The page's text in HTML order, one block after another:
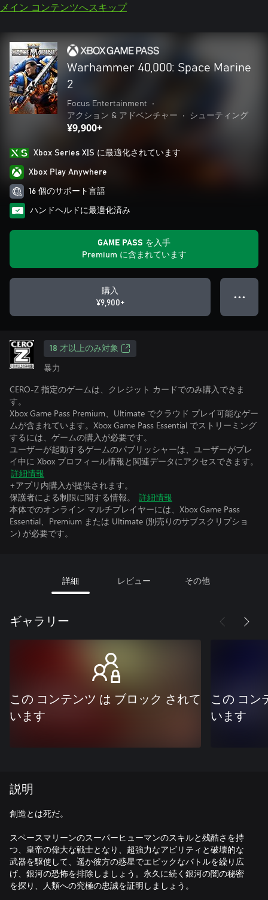
メイン コンテンツへスキップ
Warhammer 40,000: Space Marine
2
Focus Entertainment
•
アクション & アドベンチャー
• シューティング
¥9,900+
Xbox Series X|S に最適化されています
Xbox Play Anywhere
16 個のサポート言語
ハンドヘルドに最適化済み
GAME PASS を入手
Premium に含まれています
購入
¥9,900+
● ● ●
18 才以上のみ対象
暴力
CERO-Z 指定のゲームは、クレジット カードでのみ購入できま
す。
Xbox Game Pass Premium、Ultimate でクラウド プレイ可能なゲー
ムが含まれています。Xbox Game Pass Essential でストリーミング
するには、ゲームの購入が必要です。
ユーザーが起動するゲームのパブリッシャーは、ユーザーがプレ
イ中に Xbox プロフィール情報と関連データにアクセスできます。
詳細情報
+アプリ内購入が提供されます。
保護者による制限に関する情報。
詳細情報
本体でのオンライン マルチプレイヤーには、Xbox Game Pass
Essential、Premium または Ultimate (別売りのサブスクリプショ
ン) が必要です。
詳細 レビュー その他
ギャラリー
この コンテンツ は ブロック されて
います
この コン
います
説明
創造とは死だ。
スペースマリーンのスーパーヒューマンのスキルと残酷さを持
つ、皇帝の偉大な戦士となり、超強力なアビリティと破壊的な
武器を駆使して、遥か彼方の惑星でエピックなバトルを繰り広
げ、銀河の恐怖を排除しましょう。永久に続く銀河の闇の秘密
を探り、人類への究極の忠誠を証明しましょう。